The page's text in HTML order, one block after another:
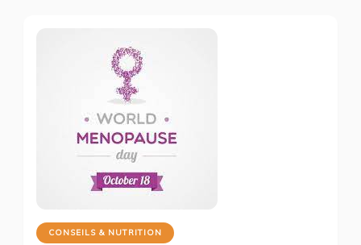
CONSEILS & NUTRITION